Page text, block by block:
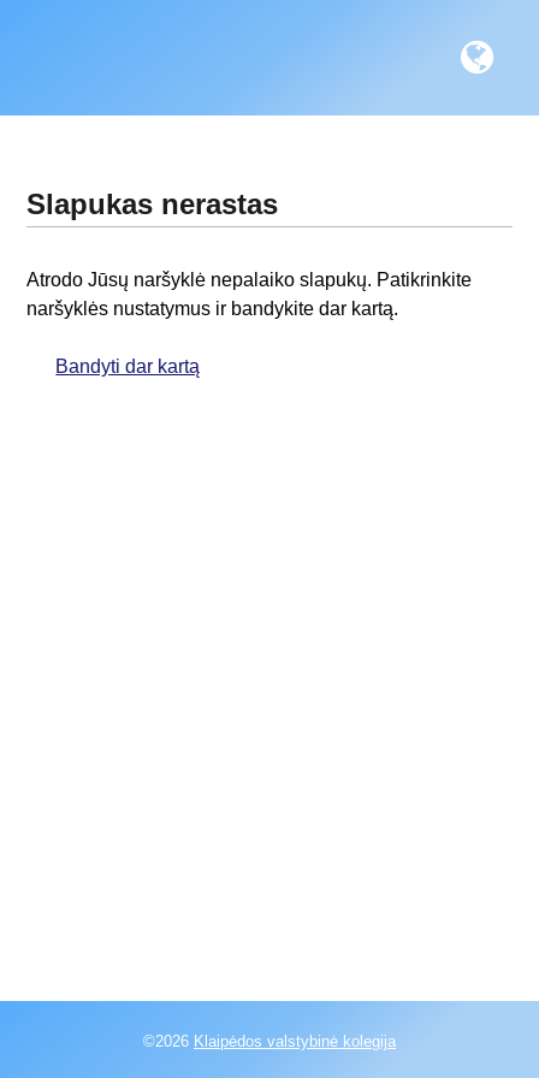
Slapukas nerastas
Atrodo Jūsų naršyklė nepalaiko slapukų. Patikrinkite
naršyklės nustatymus ir bandykite dar kartą.
Bandyti dar kartą
©2026 Klaipėdos valstybinė kolegija